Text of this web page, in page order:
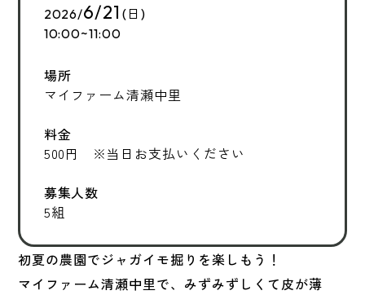
2026/6/21 (日)
10:00~11:00
場所
マイファーム清瀬中里
料金
500円 ※当日お支払いください
募集人数
5組
初夏の農園でジャガイモ掘りを楽しもう！
マイファーム清瀬中里で、みずみずしくて皮が薄